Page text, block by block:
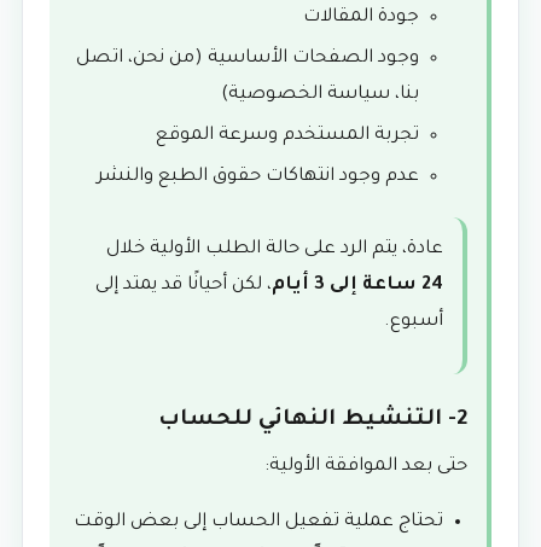
جودة المقالات
وجود الصفحات الأساسية (من نحن، اتصل
بنا، سياسة الخصوصية)
تجربة المستخدم وسرعة الموقع
عدم وجود انتهاكات حقوق الطبع والنشر
عادة، يتم الرد على حالة الطلب الأولية خلال
24 ساعة إلى 3 أيام
، لكن أحيانًا قد يمتد إلى
أسبوع.
2- التنشيط النهائي للحساب
حتى بعد الموافقة الأولية:
تحتاج عملية تفعيل الحساب إلى بعض الوقت